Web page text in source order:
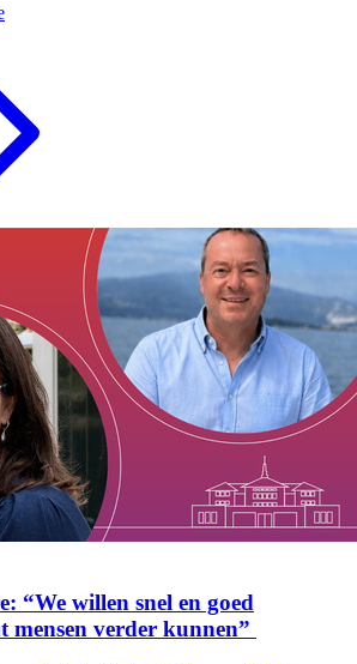
“We willen snel en goed
mensen verder kunnen”